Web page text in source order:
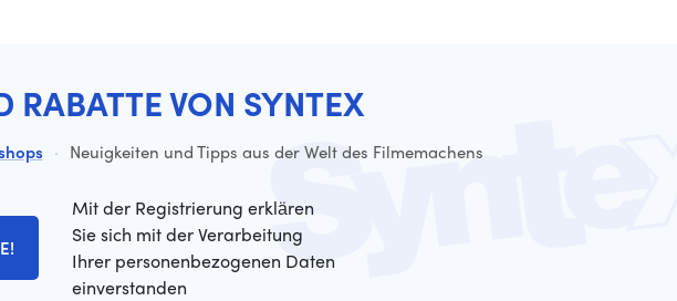
RABATTE VON SYNTEX
· Neuigkeiten und Tipps aus der Welt des Filmemachens
Mit der Registrierung erklären
Sie sich mit der Verarbeitung
Ihrer personenbezogenen Daten
einverstanden